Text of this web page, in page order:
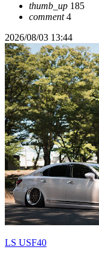
thumb_up 185
comment4
2026/08/03 13:44
LS USF40